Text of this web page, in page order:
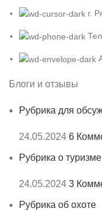
г.
Блоги и отзывы
Рубрика для
24.05.2024 6
Рубрика о
24.05.2024 3
Рубрика об охоте